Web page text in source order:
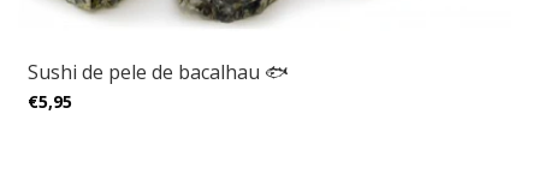
Sushi de pele de bacalhau 🐟
€5,95